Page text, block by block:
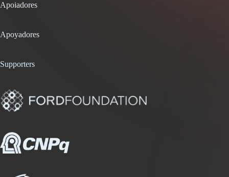
Apoiadores
Apoyadores
Supporters